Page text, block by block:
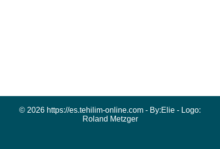
© 2026 https://es.tehilim-online.com - By:Elie - Logo:
Roland Metzger